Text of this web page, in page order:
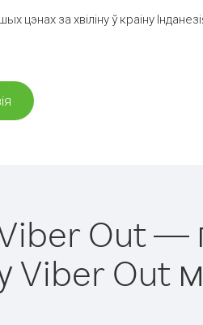
за хвіліну ў краіну
Out —
Viber Out